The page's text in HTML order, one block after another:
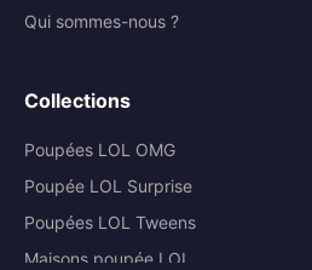
Qui sommes-nous ?
Collections
Poupées LOL OMG
Poupée LOL Surprise
Poupées LOL Tweens
Maisons poupée LOL